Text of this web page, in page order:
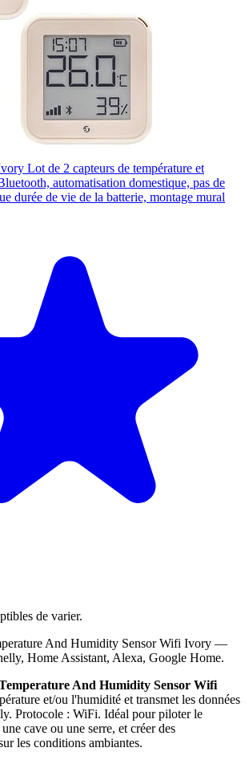
Lot de 2 capteurs de température et
automatisation domestique, pas de
durée de vie de la batterie, montage mural
de varier.
And Humidity Sensor Wifi Ivory —
Home Assistant, Alexa, Google Home.
And Humidity Sensor Wifi
et/ou l'humidité et transmet les données
Protocole : WiFi. Idéal pour piloter le
cave ou une serre, et créer des
les conditions ambiantes.